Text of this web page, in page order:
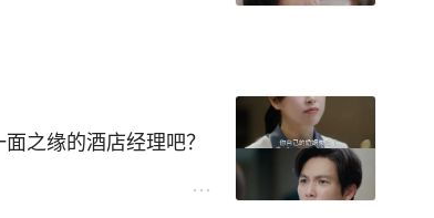
现在参与的人还没那
好拿。
，就想做个追剧打卡
。
吧？
之缘的酒店经理吧？
封有啥关系？